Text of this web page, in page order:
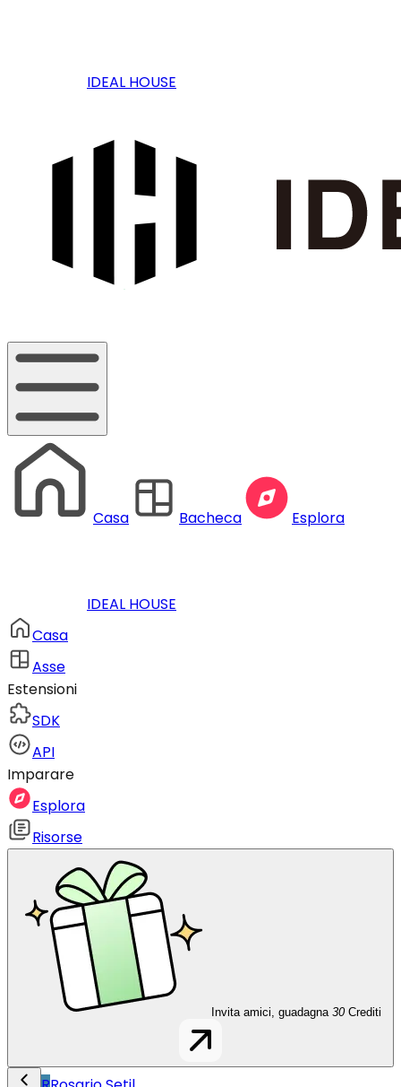
IDEAL HOUSE
Casa Bacheca Esplora
IDEAL HOUSE
Casa
Asse
Estensioni
SDK
API
Imparare
Esplora
Risorse
Invita amici, guadagna 30 Crediti